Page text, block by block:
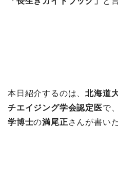
本日紹介するのは、北海道
チエイジング学会認定医で
学博士の満尾正さんが書い